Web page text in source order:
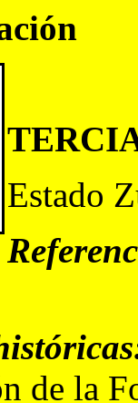
Estado
de la